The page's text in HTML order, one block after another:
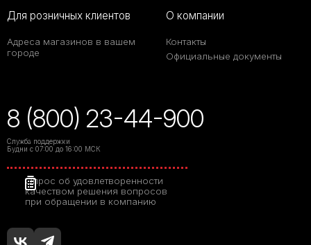
Для розничных клиентов
Адреса магазинов в вашем
городе
О компании
Контакты
Официальные документы
8 (800) 23-44-900
Служба поддержки
Будни с 07:00 до 16:00 МСК
Опрос об удовлетворенности
качеством решения вопросов
при обращении в компанию